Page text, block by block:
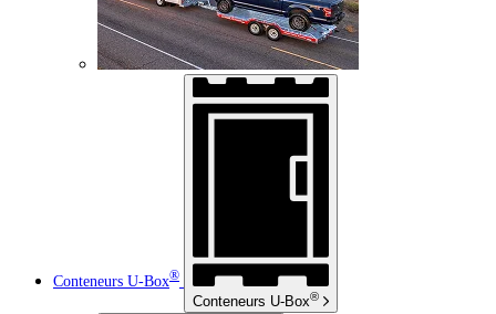
Conteneurs U-Box®
Conteneurs U-Box®